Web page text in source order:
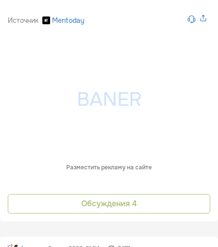
Источник Mentoday
Разместить рекламу на сайте
Обсуждения 4